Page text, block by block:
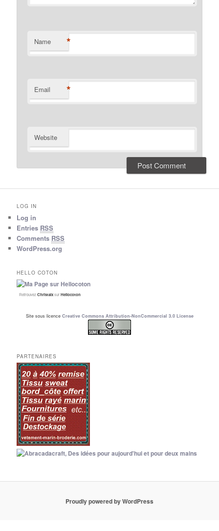
Name *
Email *
Website
LOG IN
Log in
Entries RSS
Comments RSS
WordPress.org
HELLO COTON
RetrouvezChristalxsurHellocoton
Site sous licence Creative Commons Attribution-NonCommercial 3.0 License
PARTENAIRES
Proudly powered by WordPress